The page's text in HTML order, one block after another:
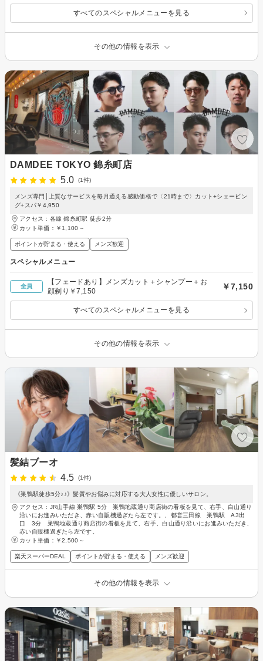
すべてのスペシャルメニューを見る
その他の情報を表示
DAMDEE TOKYO 錦糸町店
5.0
(1件)
メンズ専門│上質なサービスを毎月通える感動価格で〈21時まで〉カット+シェービン
グ+スパ￥4,950
アクセス：各線 錦糸町駅 徒歩2分
カット単価： ￥1,100～
ポイントが貯まる・使える メンズ歓迎
スペシャルメニュー
全員
【フェードあり】メンズカット＋シャンプー＋お
顔剃り￥7,150
￥7,150
すべてのスペシャルメニューを見る
その他の情報を表示
髪結ブーオ
4.5
(1件)
《巣鴨駅徒歩5分♪♪》髪質やお悩みに対応する大人女性に優しいサロン。
アクセス：JR山手線 巣鴨駅 5分 巣鴨地蔵通り商店街の看板を見て、右手、白山通り
沿いにお進みいただき、赤い自販機過ぎたら左です。、都営三田線 巣鴨駅 A3出
口 3分 巣鴨地蔵通り商店街の看板を見て、右手、白山通り沿いにお進みいただき、
赤い自販機過ぎたら左です。
カット単価： ￥2,500～
楽天スーパーDEAL ポイントが貯まる・使える メンズ歓迎
その他の情報を表示